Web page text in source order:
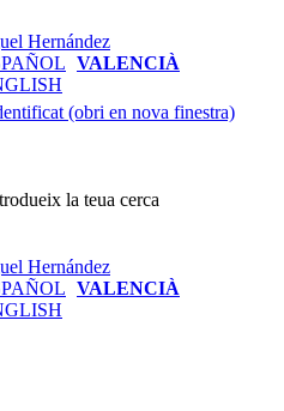
VALENCIÀ
(obri en nova finestra)
la teua cerca
VALENCIÀ